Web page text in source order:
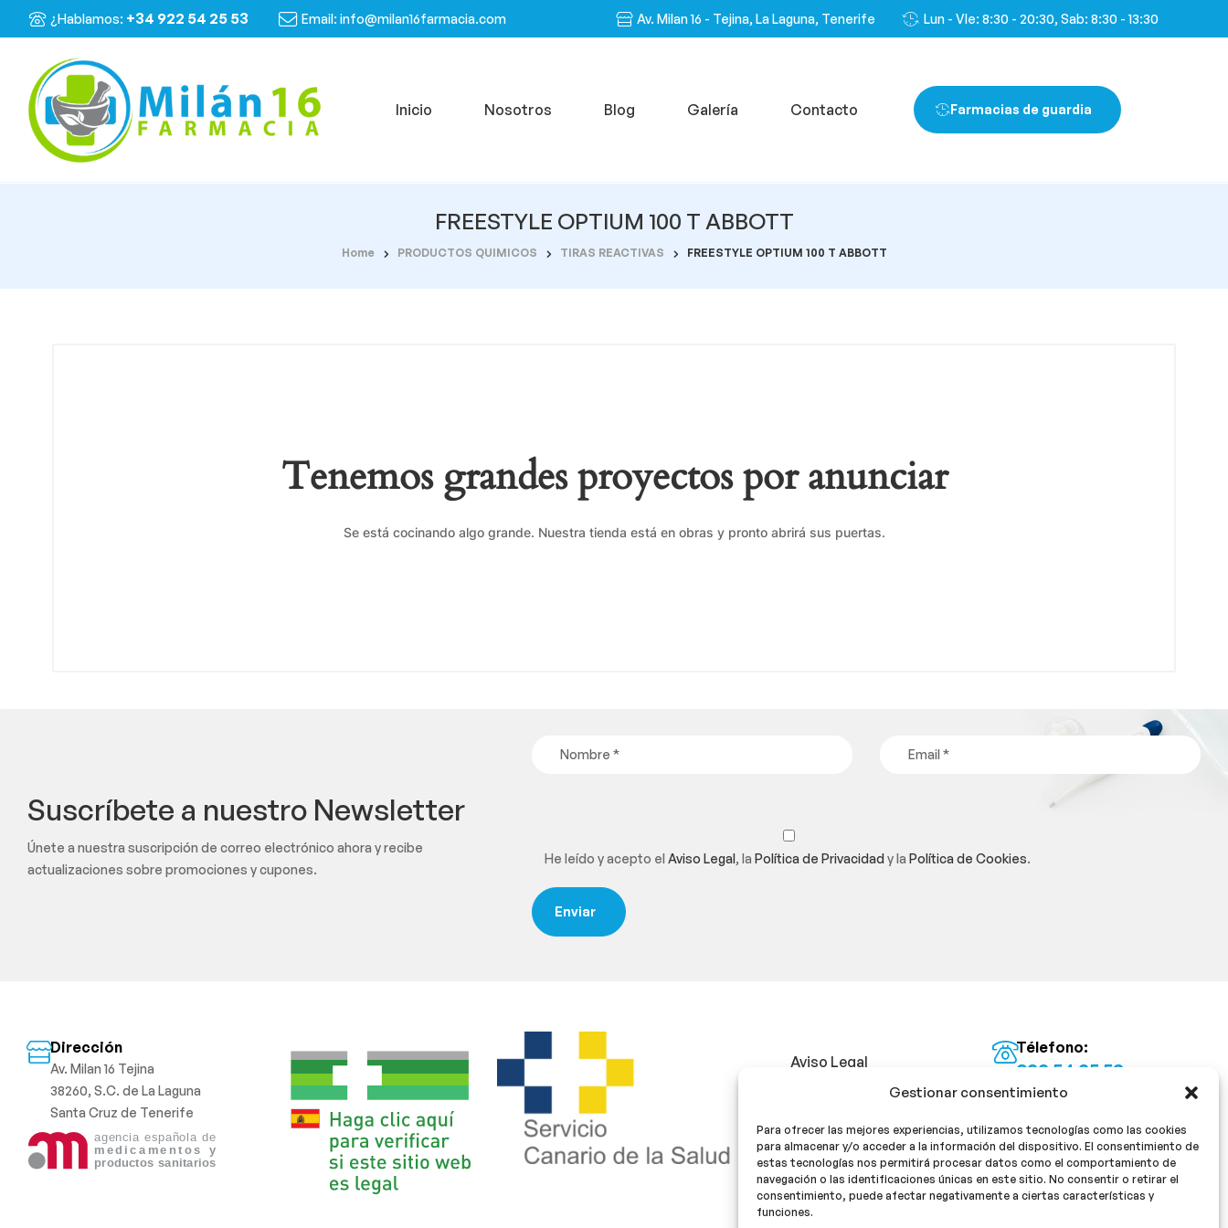
Gestionar consentimiento
Para ofrecer las mejores experiencias, utilizamos tecnologías como las cookies
para almacenar y/o acceder a la información del dispositivo. El consentimiento de
estas tecnologías nos permitirá procesar datos como el comportamiento de
navegación o las identificaciones únicas en este sitio. No consentir o retirar el
consentimiento, puede afectar negativamente a ciertas características y
funciones.
¿Hablamos: +34 922 54 25 53 Email: info@milan16farmacia.com Av. Milan 16 - Tejina, La Laguna, Tenerife Lun - VIe: 8:30 - 20:30, Sab: 8:30 - 13:30
Inicio Nosotros Blog Galería Contacto Farmacias de guardia
FREESTYLE OPTIUM 100 T ABBOTT
Home PRODUCTOS QUIMICOS TIRAS REACTIVAS FREESTYLE OPTIUM 100 T ABBOTT
Tenemos grandes proyectos por anunciar
Se está cocinando algo grande. Nuestra tienda está en obras y pronto abrirá sus puertas.
Suscríbete a nuestro Newsletter
Únete a nuestra suscripción de correo electrónico ahora y recibe
actualizaciones sobre promociones y cupones.
He leído y acepto elAviso Legal, laPolítica de Privacidady laPolítica de Cookies.
Dirección
Av. Milan 16 Tejina
38260, S.C. de La Laguna
Santa Cruz de Tenerife
Aviso Legal
Política de Privacidad
Política de cookies
Télefono:
922 54 25 53
Email:
¡Síguenos!